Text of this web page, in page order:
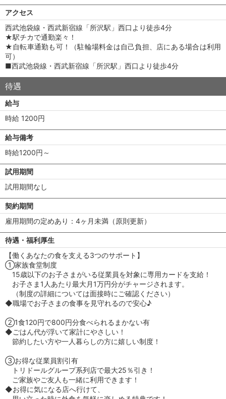
アクセス
西武池袋線・西武新宿線「所沢駅」西口より徒歩4分
★駅チカで通勤楽々！
★自転車通勤も可！（駐輪場料金は自己負担、店にある場合は利用
可）
■西武池袋線・西武新宿線「所沢駅」西口より徒歩4分
待遇
給与
時給 1200円
給与備考
時給1200円～
試用期間
試用期間なし
契約期間
雇用期間の定めあり：4ヶ月未満（原則更新）
待遇・福利厚生
【働くあなたの食を支える3つのサポート】
①家族食堂制度
15歳以下のお子さまがいる従業員を対象に専用カードを支給！
お子さま1人あたり最大月1万円分がチャージされます。
（制度の詳細については面接時にご確認ください）
◆職場でお子さまの食事を見守れるので安心♪
②1食120円で800円分食べられるまかない有
◆ごはん代が浮いて家計にやさしい！
節約したい方や一人暮らしの方に嬉しい制度！
③お得な従業員割引有
トリドールグループ系列店で最大25％引き！
ご家族やご友人も一緒に利用できます！
◆お得に気になる店へ行けて、